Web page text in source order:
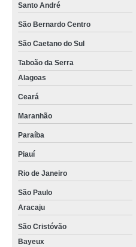
Santo André
São Bernardo Centro
São Caetano do Sul
Taboão da Serra
Alagoas
Ceará
Maranhão
Paraíba
Piauí
Rio de Janeiro
São Paulo
Aracaju
São Cristóvão
Bayeux